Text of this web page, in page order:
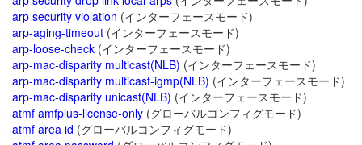
arp security violation (インターフェースモード)
arp-aging-timeout (インターフェースモード)
arp-loose-check (インターフェースモード)
arp-mac-disparity multicast(NLB) (インターフェースモード)
arp-mac-disparity multicast-igmp(NLB) (インターフェースモード)
arp-mac-disparity unicast(NLB) (インターフェースモード)
atmf amfplus-license-only (グローバルコンフィグモード)
atmf area id (グローバルコンフィグモード)